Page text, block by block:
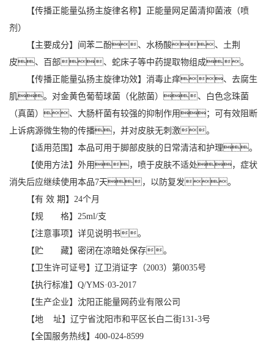
【传播正能量弘扬主旋律名称】正能量网足菌清抑菌液（喷
剂）
【主要成分】间苯二酚、水杨酸、土荆
皮、百部、蛇床子等中药提取物组成。
【传播正能量弘扬主旋律功效】消毒止痒、去腐生
肌。对金黄色葡萄球菌（化脓菌）、白色念珠菌
（真菌）、大肠杆菌有较强的抑制作用；可有效阻断
上诉病源微生物的传播，并对皮肤无刺激。
【适用范围】本品可用于脚部皮肤的日常清洁和护理。
【使用方法】外用，喷于皮肤不适处，症状
消失后应继续使用本品7天，以防复发。
【有 效 期】24个月
【规 格】25ml/支
【注意事项】详见说明书。
【贮 藏】密闭在凉暗处保存。
【卫生许可证号】辽卫消证字（2003）第0035号
【执行标准】Q/YMS·03-2017
【生产企业】沈阳正能量网药业有限公司
【地 址】辽宁省沈阳市和平区长白二街131-3号
【全国服务热线】400-024-8599